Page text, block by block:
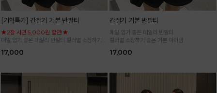
[기획특가] 간절기 기본 반팔티
★2장 사면 5,000원 할인!★
매일 입기 좋은 데일리 반팔티 컬러별 소장하기
17,000
간절기 기본 반팔티
매일 입기 좋은 데일리 반팔티
컬러별 소장하기 좋은 기본 아이템
17,000